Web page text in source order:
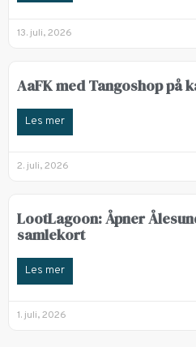
13. juli, 2026
AaFK med Tangoshop på
Les mer
2. juli, 2026
LootLagoon: Åpner
samlekort
Les mer
1. juli, 2026